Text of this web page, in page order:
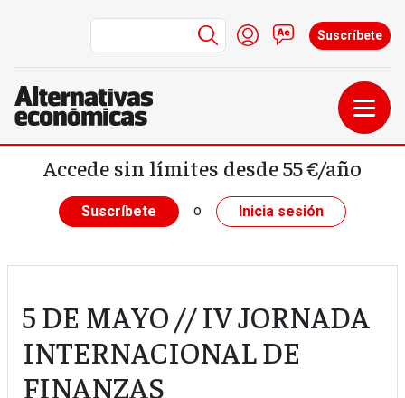
Pasar al contenido principal
Menú de cuenta de
Iniciar sesión
Contacto
Suscríbete
Accede sin límites desde 55 €/año
Suscríbete o Inicia sesión
5 DE MAYO // IV JORNADA
INTERNACIONAL DE
FINANZAS